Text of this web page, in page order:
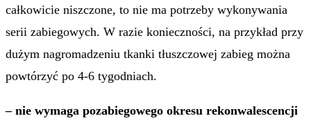
całkowicie niszczone, to nie ma potrzeby wykonywania
serii zabiegowych. W razie konieczności, na przykład przy
dużym nagromadzeniu tkanki tłuszczowej zabieg można
powtórzyć po 4-6 tygodniach.
– nie wymaga pozabiegowego okresu rekonwalescencji